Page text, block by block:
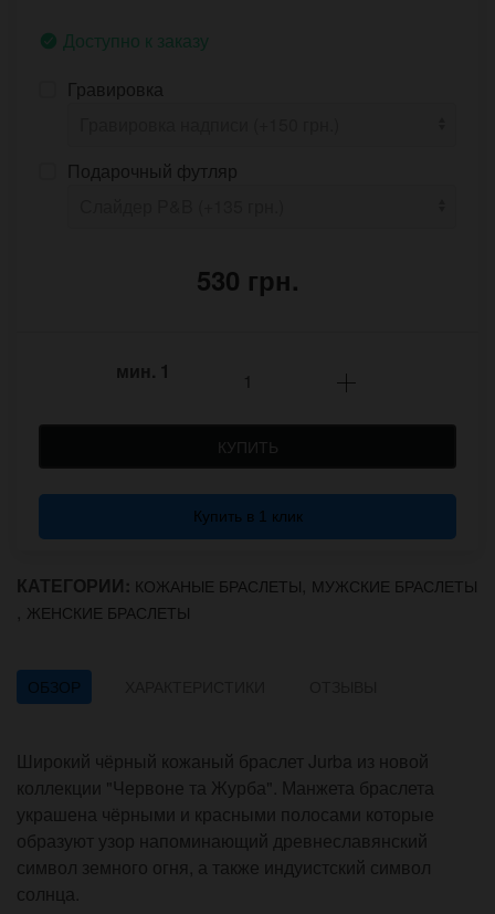
Доступно к заказу
Гравировка
Подарочный футляр
530 грн.
мин. 1
КУПИТЬ
Купить в 1 клик
КАТЕГОРИИ: КОЖАНЫЕ БРАСЛЕТЫ, МУЖСКИЕ БРАСЛЕТЫ
, ЖЕНСКИЕ БРАСЛЕТЫ
ОБЗОР
Широкий чёрный кожаный браслет Jurba из новой
коллекции "Червоне та Журба". Манжета браслета
украшена чёрными и красными полосами которые
образуют узор напоминающий древнеславянский
символ земного огня, а также индуистский символ
солнца.